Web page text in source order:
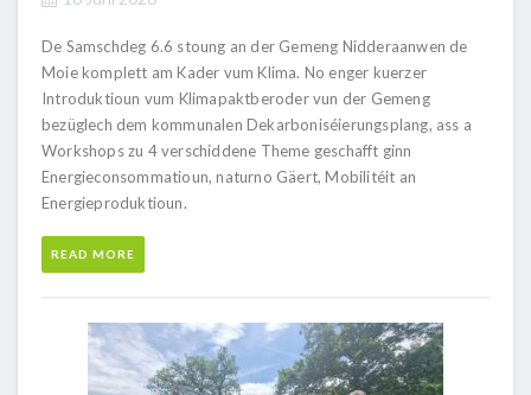
De Samschdeg 6.6 stoung an der Gemeng Nidderaanwen de
Moie komplett am Kader vum Klima. No enger kuerzer
Introduktioun vum Klimapaktberoder vun der Gemeng
bezüglech dem kommunalen Dekarboniséierungsplang, ass a
Workshops zu 4 verschiddene Theme geschafft ginn
Energieconsommatioun, naturno Gäert, Mobilitéit an
Energieproduktioun.
READ MORE